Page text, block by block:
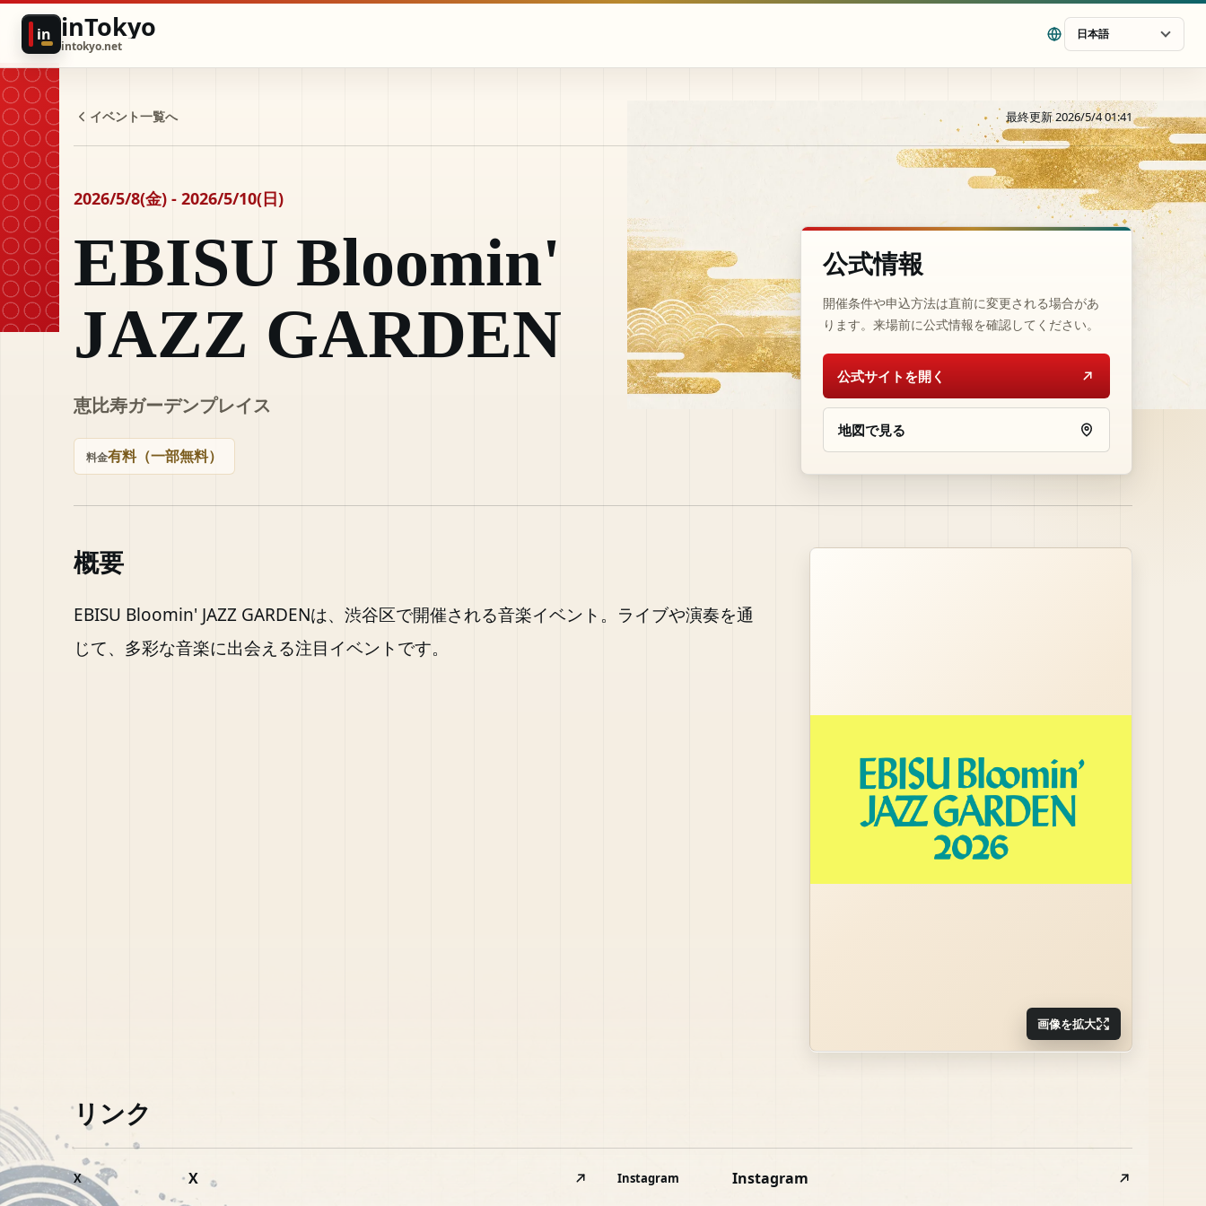
in inTokyo
intokyo.net
日本語
イベント一覧へ 最終更新 2026/5/4 01:41
2026/5/8(金) - 2026/5/10(日)
EBISU Bloomin'
JAZZ GARDEN
恵比寿ガーデンプレイス
料金有料（一部無料）
公式情報
開催条件や申込方法は直前に変更される場合があ
ります。来場前に公式情報を確認してください。
公式サイトを開く
地図で見る
概要
EBISU Bloomin' JAZZ GARDENは、渋谷区で開催される音楽イベント。ライブや演奏を通
じて、多彩な音楽に出会える注目イベントです。
画像を拡大
リンク
X X Instagram Instagram